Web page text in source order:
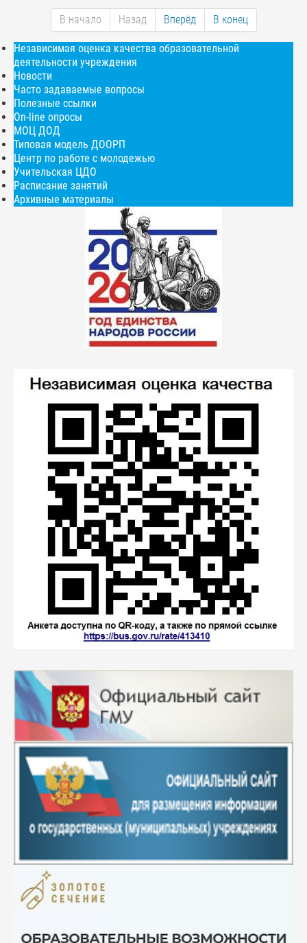
В начало Назад Вперёд В конец
Независимая оценка качества образовательной
деятельности учреждения
Новости
Часто задаваемые вопросы
Полезные ссылки
On-line опросы
МОЦ ДОД
Типовая модель ДООРП
Центр по работе с молодежью
Учительская ЦДО
Расписание занятий
Архивные материалы